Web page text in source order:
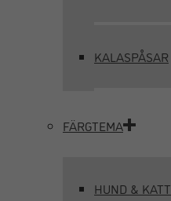
KALASPÅSAR
FÄRGTEMA
HUND & KATT